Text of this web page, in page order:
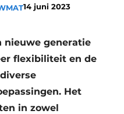
14 juni 2023
nieuwe generatie
flexibiliteit en de
Het
in zowel